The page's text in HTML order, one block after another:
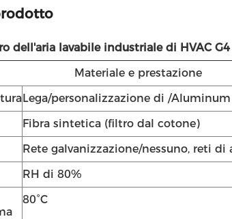
dell'aria lavabile industriale di HVAC
Materiale e prestazione
Lega/personalizzazione di /
Fibra sintetica (filtro dal cotone)
Rete galvanizzazione/nessuno, reti
RH di 80%
80°C